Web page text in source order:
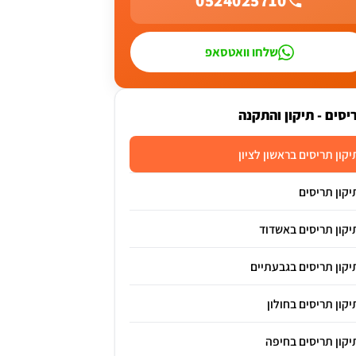
שלחו וואטסאפ
- תיקון והתקנה
תריסים בראשון לציון
תריסים
תריסים באשדוד
תריסים בגבעתיים
תריסים בחולון
תריסים בחיפה